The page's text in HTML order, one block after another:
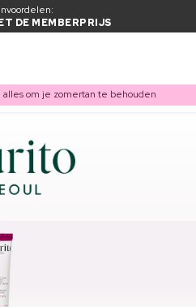
DE MEMBERPRIJS
alles om je zomertan te behouden